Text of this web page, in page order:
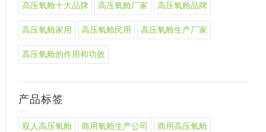
高压氧舱十大品牌 高压氧舱厂家 高压氧舱品牌
高压氧舱家用 高压氧舱民用 高压氧舱生产厂家
高压氧舱的作用和功效
产品标签
双人高压氧舱 商用氧舱生产公司 商用高压氧舱